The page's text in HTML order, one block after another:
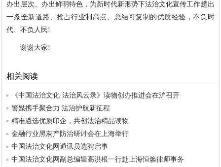
办出层次、办出鲜明特色，为新时代新形势下法治文化宣传工作趟出
一条全新道路、抢占行业制高点、总结可复制的优质经验，不负时
代、不负人民!
谢谢大家!
相关阅读
《中国法治文化·法治风云录》读物创办推进会在沪召开
警媒携手聚合力 法治护航新征程
精准遴选优质印企，共创法治精品读物
金融行业黑灰产防治研讨会在上海举行
中国法治文化网通讯员选聘启事
中国法治文化网副总编辑高洪根一行赴上海恒焕律师事务